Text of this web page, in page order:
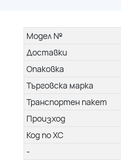
Модел №
Доставки
Опаковка
Търговска марка
Транспортен пакет
Произход
Код по ХС
-